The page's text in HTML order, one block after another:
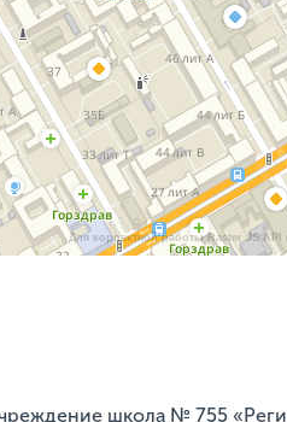
Для корректной работы Raster JS
школа № 755